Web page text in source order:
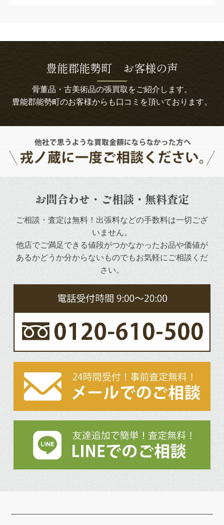
豊能郡能勢町 お客様の声
骨董品・古美術品の張買取をご紹介します。
豊能郡能勢町のお客様からも口コミを頂いております。
お問合わせ・ご相談・無料査定
ご相談・査定は無料！出張料などの手数料は一切ござ
いません。
他店でご満足できる値段がつかなかったお品や価値が
あるかどうか分からないものでもお気軽にご相談くだ
さい。